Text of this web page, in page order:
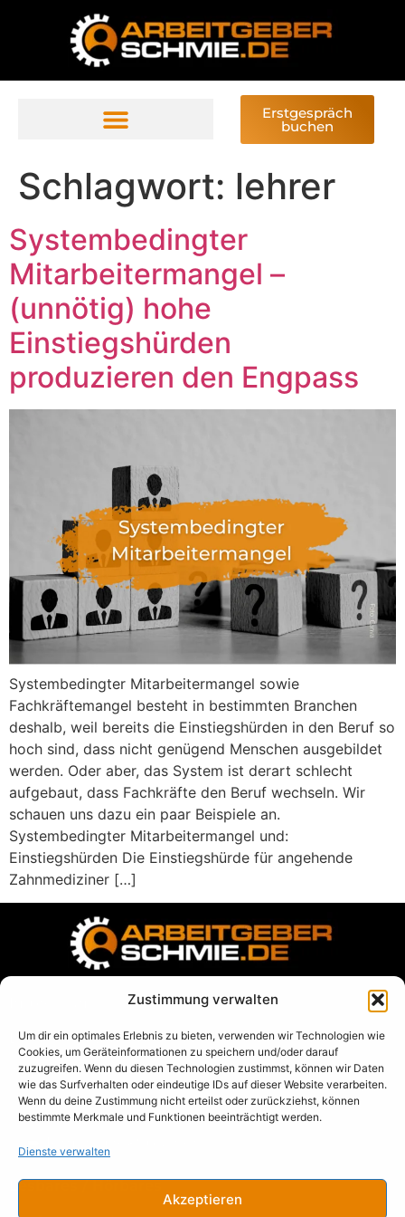
Zustimmung verwalten
Um dir ein optimales Erlebnis zu bieten, verwenden wir Technologien wie
Cookies, um Geräteinformationen zu speichern und/oder darauf
zuzugreifen. Wenn du diesen Technologien zustimmst, können wir Daten
wie das Surfverhalten oder eindeutige IDs auf dieser Website verarbeiten.
Wenn du deine Zustimmung nicht erteilst oder zurückziehst, können
bestimmte Merkmale und Funktionen beeinträchtigt werden.
Dienste verwalten
Akzeptieren
Erstgespräch
buchen
Schlagwort: lehrer
Systembedingter
Mitarbeitermangel –
(unnötig) hohe
Einstiegshürden
produzieren den Engpass
Systembedingter Mitarbeitermangel sowie
Fachkräftemangel besteht in bestimmten Branchen
deshalb, weil bereits die Einstiegshürden in den Beruf so
hoch sind, dass nicht genügend Menschen ausgebildet
werden. Oder aber, das System ist derart schlecht
aufgebaut, dass Fachkräfte den Beruf wechseln. Wir
schauen uns dazu ein paar Beispiele an.
Systembedingter Mitarbeitermangel und:
Einstiegshürden Die Einstiegshürde für angehende
Zahnmediziner […]
Datenschutz
AGB
Blog
Lesbares / Hörbares